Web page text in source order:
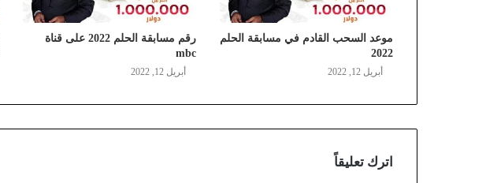
موعد السحب القادم في مسابقة الحلم
2022
أبريل 12, 2022
رقم مسابقة الحلم 2022 على قناة
mbc
أبريل 12, 2022
اترك تعليقاً